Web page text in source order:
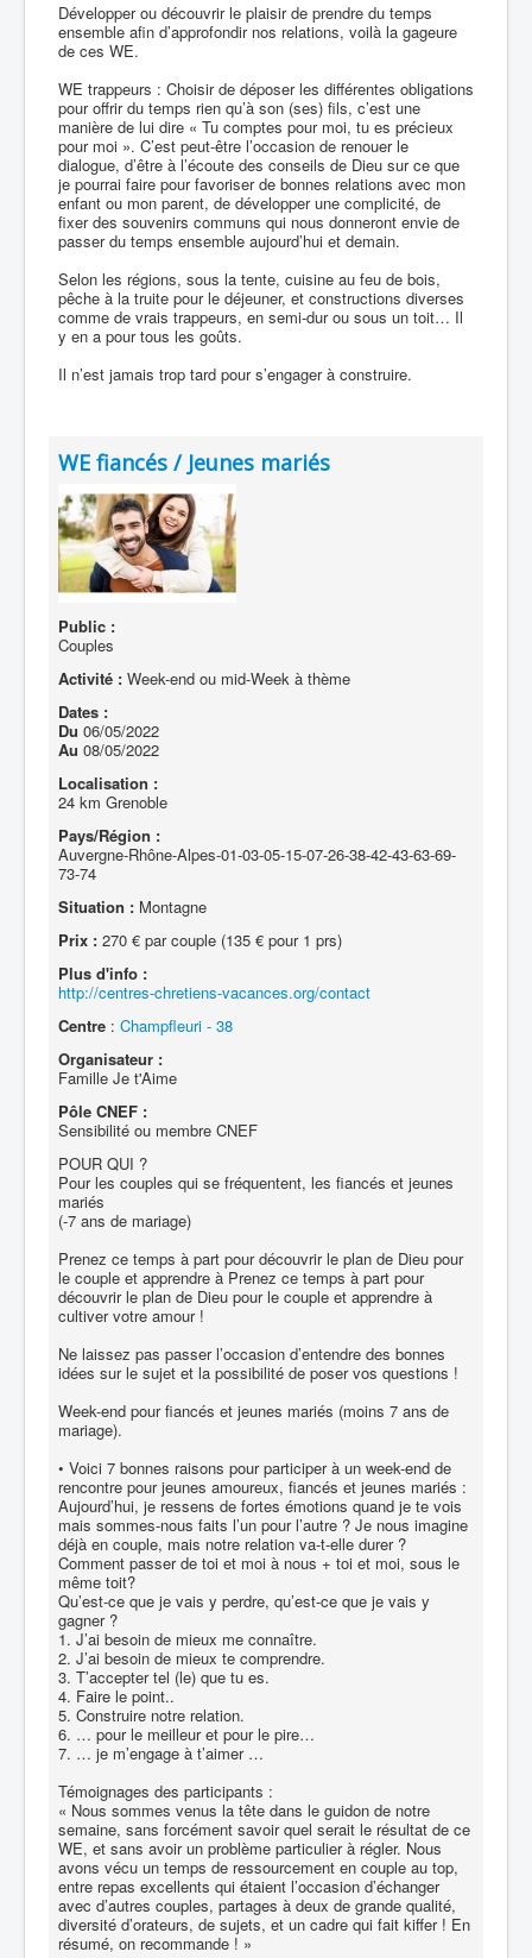
Développer ou découvrir le plaisir de prendre du temps
ensemble afin d’approfondir nos relations, voilà la gageure
de ces WE.
WE trappeurs : Choisir de déposer les différentes obligations
pour offrir du temps rien qu’à son (ses) fils, c’est une
manière de lui dire « Tu comptes pour moi, tu es précieux
pour moi ». C’est peut-être l’occasion de renouer le
dialogue, d’être à l’écoute des conseils de Dieu sur ce que
je pourrai faire pour favoriser de bonnes relations avec mon
enfant ou mon parent, de développer une complicité, de
fixer des souvenirs communs qui nous donneront envie de
passer du temps ensemble aujourd’hui et demain.
Selon les régions, sous la tente, cuisine au feu de bois,
pêche à la truite pour le déjeuner, et constructions diverses
comme de vrais trappeurs, en semi-dur ou sous un toit… Il
y en a pour tous les goûts.
Il n’est jamais trop tard pour s’engager à construire.
WE fiancés / Jeunes mariés
Public :
Couples
Activité : Week-end ou mid-Week à thème
Dates :
Du 06/05/2022
Au 08/05/2022
Localisation :
24 km Grenoble
Pays/Région :
Auvergne-Rhône-Alpes-01-03-05-15-07-26-38-42-43-63-69-
73-74
Situation : Montagne
Prix : 270 € par couple (135 € pour 1 prs)
Plus d'info :
http://centres-chretiens-vacances.org/contact
Centre : Champfleuri - 38
Organisateur :
Famille Je t'Aime
Pôle CNEF :
Sensibilité ou membre CNEF
POUR QUI ?
Pour les couples qui se fréquentent, les fiancés et jeunes
mariés
(-7 ans de mariage)
Prenez ce temps à part pour découvrir le plan de Dieu pour
le couple et apprendre à Prenez ce temps à part pour
découvrir le plan de Dieu pour le couple et apprendre à
cultiver votre amour !
Ne laissez pas passer l’occasion d’entendre des bonnes
idées sur le sujet et la possibilité de poser vos questions !
Week-end pour fiancés et jeunes mariés (moins 7 ans de
mariage).
• Voici 7 bonnes raisons pour participer à un week-end de
rencontre pour jeunes amoureux, fiancés et jeunes mariés :
Aujourd’hui, je ressens de fortes émotions quand je te vois
mais sommes-nous faits l’un pour l’autre ? Je nous imagine
déjà en couple, mais notre relation va-t-elle durer ?
Comment passer de toi et moi à nous + toi et moi, sous le
même toit?
Qu’est-ce que je vais y perdre, qu’est-ce que je vais y
gagner ?
1. J’ai besoin de mieux me connaître.
2. J’ai besoin de mieux te comprendre.
3. T’accepter tel (le) que tu es.
4. Faire le point..
5. Construire notre relation.
6. … pour le meilleur et pour le pire…
7. … je m’engage à t’aimer …
Témoignages des participants :
« Nous sommes venus la tête dans le guidon de notre
semaine, sans forcément savoir quel serait le résultat de ce
WE, et sans avoir un problème particulier à régler. Nous
avons vécu un temps de ressourcement en couple au top,
entre repas excellents qui étaient l’occasion d’échanger
avec d’autres couples, partages à deux de grande qualité,
diversité d’orateurs, de sujets, et un cadre qui fait kiffer ! En
résumé, on recommande ! »